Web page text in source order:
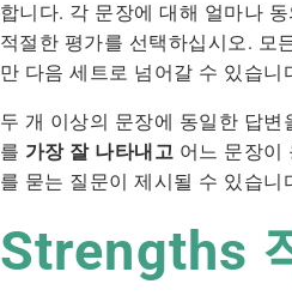
합니다. 각 문장에 대해 얼마나
적절한 평가를 선택하십시오. 모
만 다음 세트로 넘어갈 수 있습니
두 개 이상의 문장에 동일한 답
를 가장 잘 나타내고 어느 문장이
를 묻는 질문이 제시될 수 있습니
Strengths